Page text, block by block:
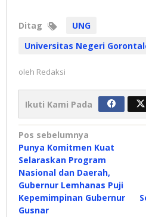
Ditag
UNG
Universitas Negeri
oleh Redaksi
Ikuti Kami Pada
Navigasi
pos
Pos sebelumnya
Punya Komitmen Kuat
Selaraskan Program
Nasional dan Daerah,
Gubernur Lemhanas Puji
Kepemimpinan Gubernur
Gusnar